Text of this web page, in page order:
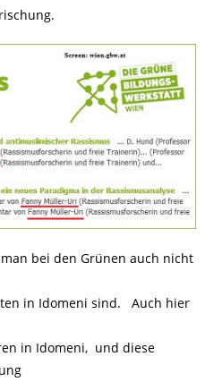
bei den Grünen auch nicht
in Idomeni sind. Auch hier
in Idomeni, und diese